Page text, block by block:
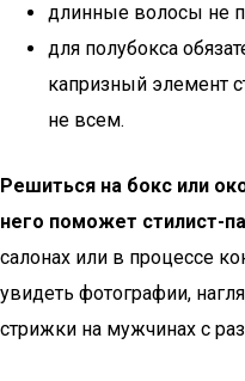
длинные волосы не
для полубокса
капризный элемент
не всем.
Решиться на бокс или
него поможет стилист-
салонах или в процессе
увидеть фотографии,
стрижки на мужчинах с